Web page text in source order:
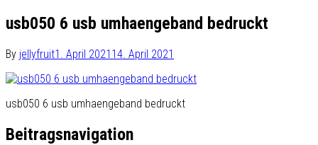
usb050 6 usb umhaengeband bedruckt
By jellyfruit1. April 2021 14. April 2021
usb050 6 usb umhaengeband bedruckt
Beitragsnavigation